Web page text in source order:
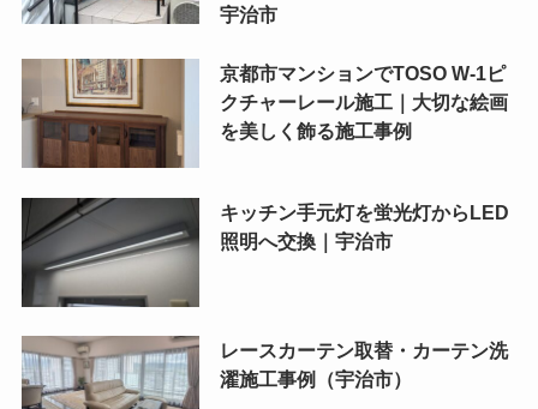
宇治市
京都市マンションでTOSO W-1ピ
クチャーレール施工｜大切な絵画
を美しく飾る施工事例
キッチン手元灯を蛍光灯からLED
照明へ交換｜宇治市
レースカーテン取替・カーテン洗
濯施工事例（宇治市）